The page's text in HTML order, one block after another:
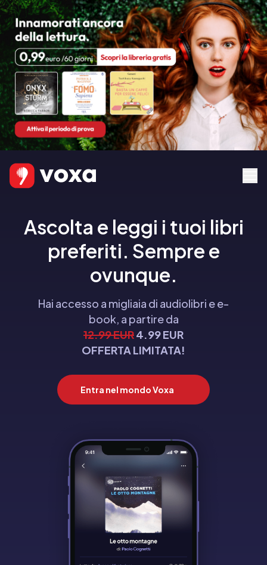
Ascolta e leggi i tuoi libri
preferiti. Sempre e
ovunque.
Hai accesso a migliaia di audiolibri e e-
book, a partire da
12.99 EUR4.99 EUR
OFFERTA LIMITATA!
Entra nel mondo Voxa